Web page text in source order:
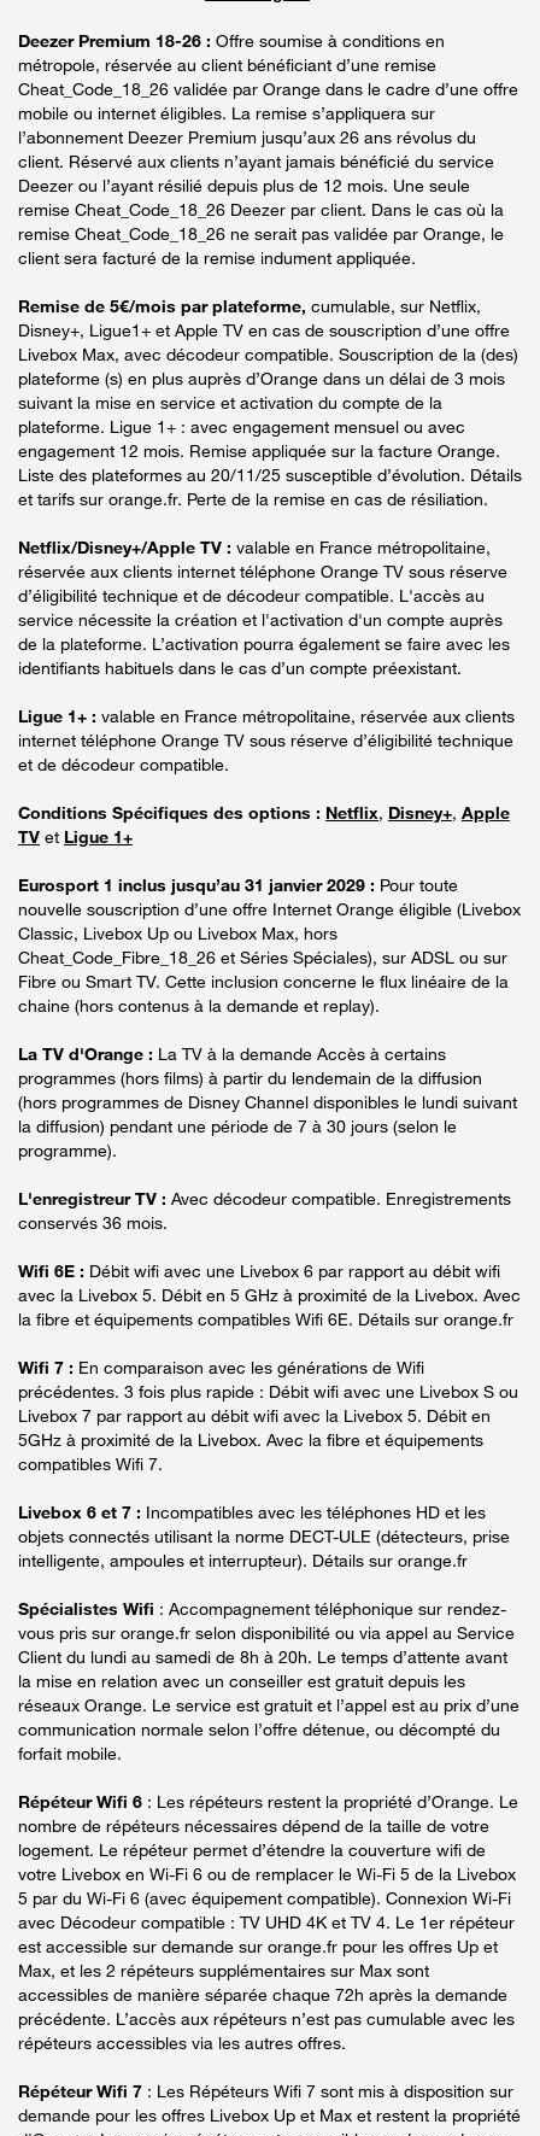
Deezer Premium 18-26 : Offre soumise à conditions en
métropole, réservée au client bénéficiant d’une remise
Cheat_Code_18_26 validée par Orange dans le cadre d’une offre
mobile ou internet éligibles. La remise s’appliquera sur
l’abonnement Deezer Premium jusqu’aux 26 ans révolus du
client. Réservé aux clients n’ayant jamais bénéficié du service
Deezer ou l’ayant résilié depuis plus de 12 mois. Une seule
remise Cheat_Code_18_26 Deezer par client. Dans le cas où la
remise Cheat_Code_18_26 ne serait pas validée par Orange, le
client sera facturé de la remise indument appliquée.
Remise de 5€/mois par plateforme, cumulable, sur Netflix,
Disney+, Ligue1+ et Apple TV en cas de souscription d’une offre
Livebox Max, avec décodeur compatible. Souscription de la (des)
plateforme (s) en plus auprès d’Orange dans un délai de 3 mois
suivant la mise en service et activation du compte de la
plateforme. Ligue 1+ : avec engagement mensuel ou avec
engagement 12 mois. Remise appliquée sur la facture Orange.
Liste des plateformes au 20/11/25 susceptible d’évolution. Détails
et tarifs sur orange.fr. Perte de la remise en cas de résiliation.
Netflix/Disney+/Apple TV : valable en France métropolitaine,
réservée aux clients internet téléphone Orange TV sous réserve
d’éligibilité technique et de décodeur compatible. L'accès au
service nécessite la création et l'activation d'un compte auprès
de la plateforme. L’activation pourra également se faire avec les
identifiants habituels dans le cas d’un compte préexistant.
Ligue 1+ : valable en France métropolitaine, réservée aux clients
internet téléphone Orange TV sous réserve d’éligibilité technique
et de décodeur compatible.
Conditions Spécifiques des options : Netflix, Disney+, Apple
TV et Ligue 1+
Eurosport 1 inclus jusqu’au 31 janvier 2029 : Pour toute
nouvelle souscription d’une offre Internet Orange éligible (Livebox
Classic, Livebox Up ou Livebox Max, hors
Cheat_Code_Fibre_18_26 et Séries Spéciales), sur ADSL ou sur
Fibre ou Smart TV. Cette inclusion concerne le flux linéaire de la
chaine (hors contenus à la demande et replay).
La TV d'Orange : La TV à la demande Accès à certains
programmes (hors films) à partir du lendemain de la diffusion
(hors programmes de Disney Channel disponibles le lundi suivant
la diffusion) pendant une période de 7 à 30 jours (selon le
programme).
L'enregistreur TV : Avec décodeur compatible. Enregistrements
conservés 36 mois.
Wifi 6E : Débit wifi avec une Livebox 6 par rapport au débit wifi
avec la Livebox 5. Débit en 5 GHz à proximité de la Livebox. Avec
la fibre et équipements compatibles Wifi 6E. Détails sur orange.fr
Wifi 7 : En comparaison avec les générations de Wifi
précédentes. 3 fois plus rapide : Débit wifi avec une Livebox S ou
Livebox 7 par rapport au débit wifi avec la Livebox 5. Débit en
5GHz à proximité de la Livebox. Avec la fibre et équipements
compatibles Wifi 7.
Livebox 6 et 7 : Incompatibles avec les téléphones HD et les
objets connectés utilisant la norme DECT-ULE (détecteurs, prise
intelligente, ampoules et interrupteur). Détails sur orange.fr
Spécialistes Wifi : Accompagnement téléphonique sur rendez-
vous pris sur orange.fr selon disponibilité ou via appel au Service
Client du lundi au samedi de 8h à 20h. Le temps d’attente avant
la mise en relation avec un conseiller est gratuit depuis les
réseaux Orange. Le service est gratuit et l’appel est au prix d’une
communication normale selon l’offre détenue, ou décompté du
forfait mobile.
Répéteur Wifi 6 : Les répéteurs restent la propriété d’Orange. Le
nombre de répéteurs nécessaires dépend de la taille de votre
logement. Le répéteur permet d’étendre la couverture wifi de
votre Livebox en Wi-Fi 6 ou de remplacer le Wi-Fi 5 de la Livebox
5 par du Wi-Fi 6 (avec équipement compatible). Connexion Wi-Fi
avec Décodeur compatible : TV UHD 4K et TV 4. Le 1er répéteur
est accessible sur demande sur orange.fr pour les offres Up et
Max, et les 2 répéteurs supplémentaires sur Max sont
accessibles de manière séparée chaque 72h après la demande
précédente. L’accès aux répéteurs n’est pas cumulable avec les
répéteurs accessibles via les autres offres.
Répéteur Wifi 7 : Les Répéteurs Wifi 7 sont mis à disposition sur
demande pour les offres Livebox Up et Max et restent la propriété